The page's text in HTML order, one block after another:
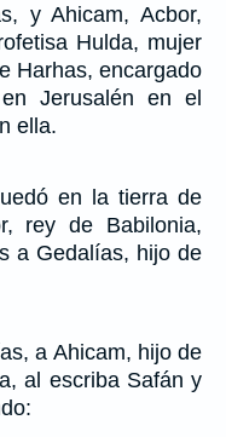
y Ahicam, Acbor,
Hulda, mujer
Harhas, encargado
Jerusalén en el
ella.
en la tierra de
rey de Babilonia,
a Gedalías, hijo de
a Ahicam, hijo de
al escriba Safán y